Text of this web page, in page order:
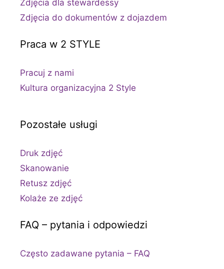
Zdjęcia dla stewardessy
Zdjęcia do dokumentów z dojazdem
Praca w 2 STYLE
Pracuj z nami
Kultura organizacyjna 2 Style
Pozostałe usługi
Druk zdjęć
Skanowanie
Retusz zdjęć
Kolaże ze zdjęć
FAQ – pytania i odpowiedzi
Często zadawane pytania – FAQ